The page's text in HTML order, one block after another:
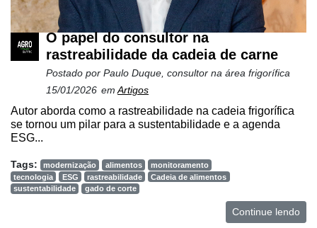
Análise
Commerce
Informatização
da
Agricultura
Vertical
Software
Empresarial
O papel do consultor na
rastreabilidade da cadeia de carne
Postado por Paulo Duque, consultor na área frigorífica
15/01/2026 em Artigos
Autor aborda como a rastreabilidade na cadeia frigorífica
se tornou um pilar para a sustentabilidade e a agenda
ESG...
Tags: modernização alimentos
monitoramento
tecnologia
ESG rastreabilidade
Cadeia de alimentos
sustentabilidade
gado de corte
Continue lendo